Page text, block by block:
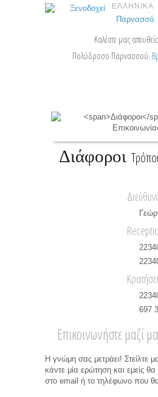
Καλέστε μας
Πολύδροσο Παρνασσού.
ΕΛΛΗΝΙΚΑ
Διάφοροι
697
Επικοινωνήστε μαζί
Η γνώμη σας μετράει! Στείλτε
κάντε μία ερώτηση και εμείς
στο email ή το τηλέφωνο που